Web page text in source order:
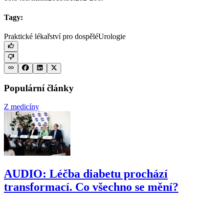
Tagy:
Praktické lékařství pro dospěléUrologie
Populární články
Z medicíny
AUDIO: Léčba diabetu prochází
transformací. Co všechno se mění?